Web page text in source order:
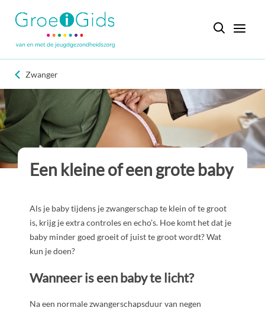
Zwanger
Een kleine of een grote baby
Als je baby tijdens je zwangerschap te klein of te groot
is, krijg je extra controles en echo’s. Hoe komt het dat je
baby minder goed groeit of juist te groot wordt? Wat
kun je doen?
Wanneeris een baby te licht?
Na een normale zwangerschapsduur van negen